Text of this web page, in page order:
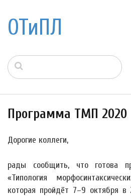
ОТиПЛ
Программа ТМП 2020
Дорогие коллеги,
рады сообщить, что готова
«Типология
которая пройдёт 7–9 октября в